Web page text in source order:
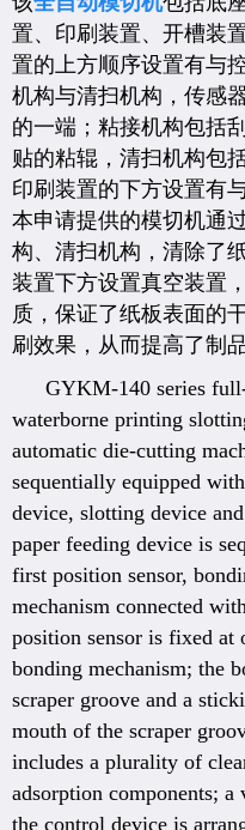
置、印刷装置、开槽装
置的上方顺序设置有与
机构与清扫机构，传感
的一端；粘接机构包括
贴的粘辊，清扫机构包
印刷装置的下方设置有
本申请提供的模切机通
构、清扫机构，清除了
装置下方设置真空装置
质，保证了纸板表面的
刷效果，从而提高了制
GYKM-140 series
waterborne printing
automatic die-cutting
sequentially equipped
device, slotting device
paper feeding device is
first position sensor,
mechanism connected
position sensor is fixed at
bonding mechanism; the
scraper groove and a
mouth of the scraper
includes a plurality of
adsorption components;
the control device is